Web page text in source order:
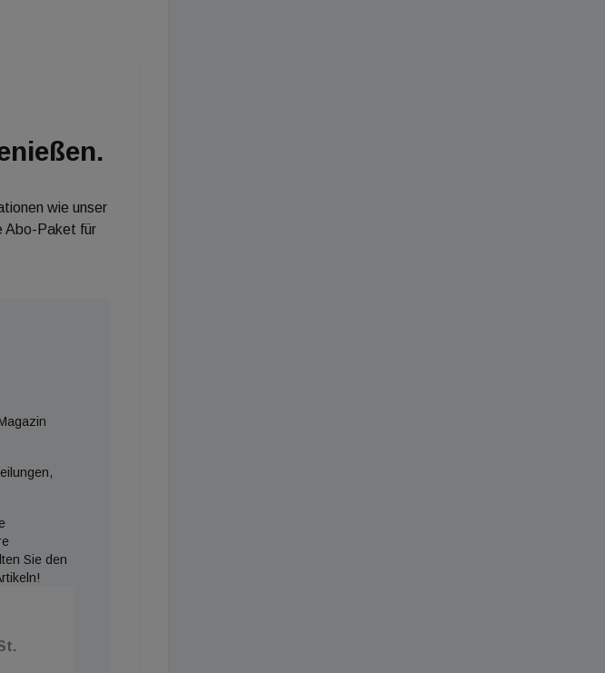
wie unser
Abo-Paket für
Sie den